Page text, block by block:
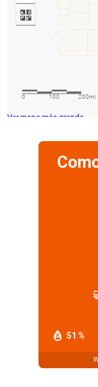
Ver mapa más grande
51 %